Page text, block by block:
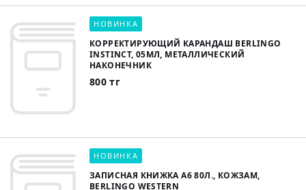
НОВИНКА
КОРРЕКТИРУЮЩИЙ КАРАНДАШ BERLINGO
INSTINCT, 05МЛ, МЕТАЛЛИЧЕСКИЙ
НАКОНЕЧНИК
800 тг
НОВИНКА
ЗАПИСНАЯ КНИЖКА А6 80Л., КОЖЗАМ,
BERLINGO WESTERN